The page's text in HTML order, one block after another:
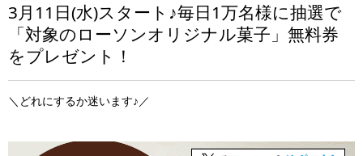
3月11日(水)スタート♪毎日1万名様に抽選で
「対象のローソンオリジナル菓子」無料券
をプレゼント！
＼どれにするか迷います♪／